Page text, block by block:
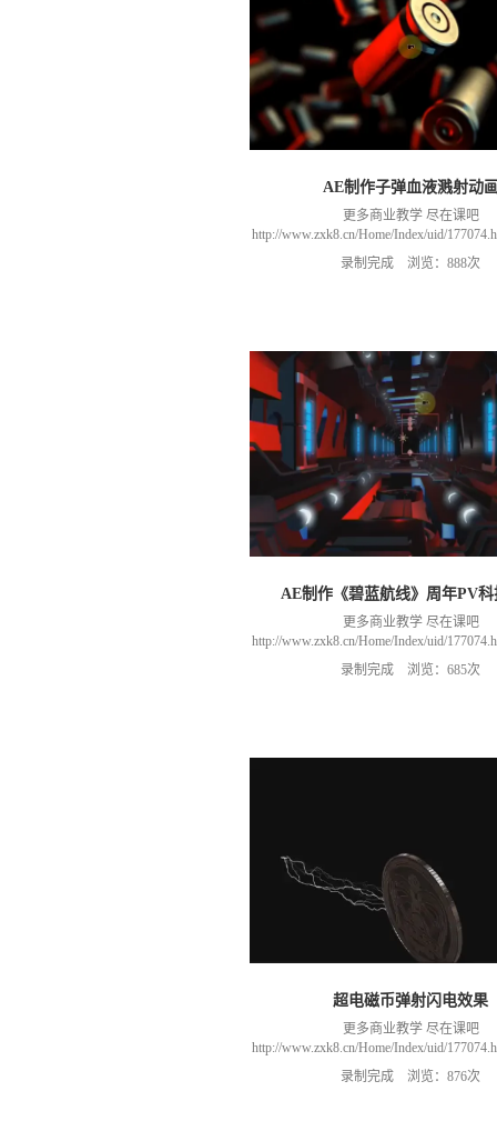
AE制作子弹血液溅射动
更多商业教学 尽在课吧
http://www.zxk8.cn/Home/Index/uid/
以加群(课程所用素材和插件，均在
466106974 群里干货满满 可以加我们导
录制完成 浏览：888次
AE制作《碧蓝航线》周年PV科
更多商业教学 尽在课吧
http://www.zxk8.cn/Home/Index/uid/
以加群(课程所用素材和插件，均在
466106974 群里干货满满 可以加我们导
录制完成 浏览：685次
超电磁币弹射闪电效果
更多商业教学 尽在课吧
http://www.zxk8.cn/Home/Index/uid/
以加群(课程所用素材和插件，均在
466106974 群里干货满满 可以加我们导
录制完成 浏览：876次